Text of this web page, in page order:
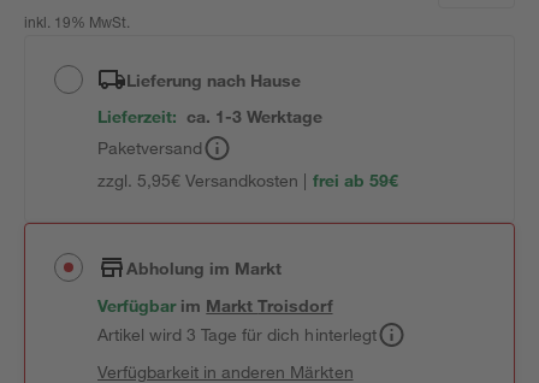
inkl. 19% MwSt.
Lieferung nach Hause
Lieferzeit: ca. 1-3 Werktage
Paketversand
zzgl. 5,95€ Versandkosten | frei ab 59€
Abholung im Markt
Verfügbar im MarktTroisdorf
Artikel wird 3 Tage für dich hinterlegt
Verfügbarkeit in anderen Märkten